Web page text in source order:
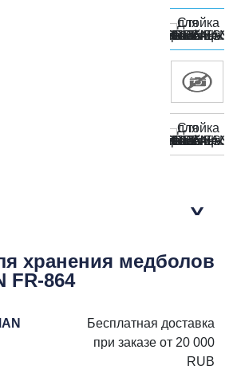
хранения медболов
FR-864
Бесплатная доставка
при заказе от 20 000
RUB